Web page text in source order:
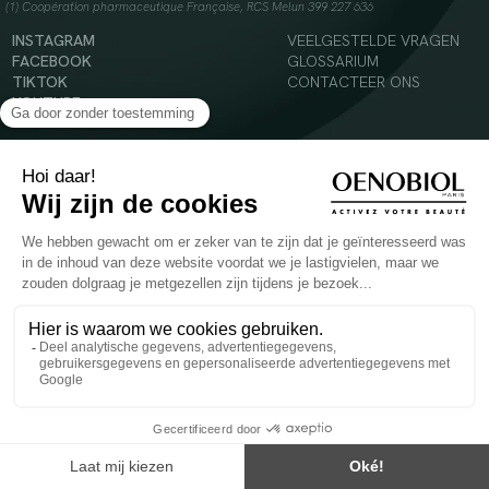
(1) Coopération pharmaceutique Française, RCS Melun 399 227 636
INSTAGRAM
FACEBOOK
TIKTOK
YOUTUBE
VEELGESTELDE VRAGEN
GLOSSARIUM
CONTACTEER ONS
© 2024 Oenobiol Paris
evenwichtige voeding en een gezonde levensstijl. Aanbevolen dagelijkse dosis niet
overschrijden. Enkel voor volwassenen, buiten het bereik van kinderen houden.